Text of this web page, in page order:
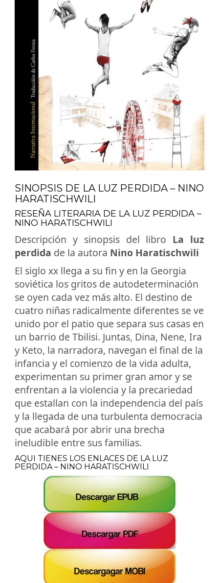
SINOPSIS DE LA LUZ PERDIDA – NINO
HARATISCHWILI
RESEÑA LITERARIA DE LA LUZ PERDIDA –
NINO HARATISCHWILI
Descripción y sinopsis del libro La luz
perdida de la autora Nino Haratischwili
El siglo xx llega a su fin y en la Georgia
soviética los gritos de autodeterminación
se oyen cada vez más alto. El destino de
cuatro niñas radicalmente diferentes se ve
unido por el patio que separa sus casas en
un barrio de Tbilisi. Juntas, Dina, Nene, Ira
y Keto, la narradora, navegan el final de la
infancia y el comienzo de la vida adulta,
experimentan su primer gran amor y se
enfrentan a la violencia y la precariedad
que estallan con la independencia del país
y la llegada de una turbulenta democracia
que acabará por abrir una brecha
ineludible entre sus familias.
AQUI TIENES LOS ENLACES DE LA LUZ
PERDIDA – NINO HARATISCHWILI